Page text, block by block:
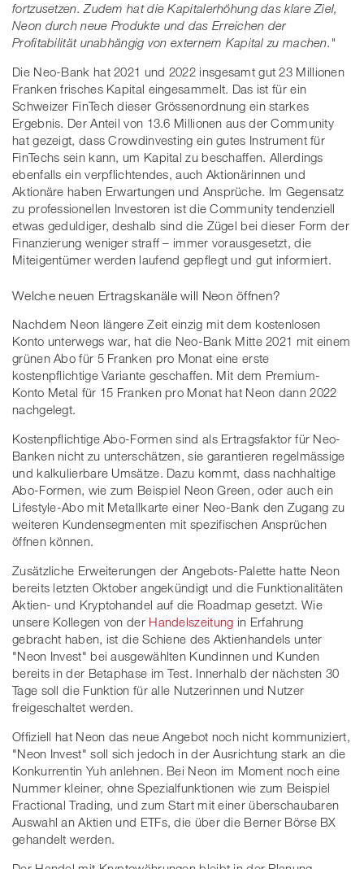
fortzusetzen. Zudem hat die Kapitalerhöhung das klare Ziel,
Neon durch neue Produkte und das Erreichen der
Profitabilität unabhängig von externem Kapital zu machen."
Die Neo-Bank hat 2021 und 2022 insgesamt gut 23 Millionen
Franken frisches Kapital eingesammelt. Das ist für ein
Schweizer FinTech dieser Grössenordnung ein starkes
Ergebnis. Der Anteil von 13.6 Millionen aus der Community
hat gezeigt, dass Crowdinvesting ein gutes Instrument für
FinTechs sein kann, um Kapital zu beschaffen. Allerdings
ebenfalls ein verpflichtendes, auch Aktionärinnen und
Aktionäre haben Erwartungen und Ansprüche. Im Gegensatz
zu professionellen Investoren ist die Community tendenziell
etwas geduldiger, deshalb sind die Zügel bei dieser Form der
Finanzierung weniger straff – immer vorausgesetzt, die
Miteigentümer werden laufend gepflegt und gut informiert.
Welche neuen Ertragskanäle will Neon öffnen?
Nachdem Neon längere Zeit einzig mit dem kostenlosen
Konto unterwegs war, hat die Neo-Bank Mitte 2021 mit einem
grünen Abo für 5 Franken pro Monat eine erste
kostenpflichtige Variante geschaffen. Mit dem Premium-
Konto Metal für 15 Franken pro Monat hat Neon dann 2022
nachgelegt.
Kostenpflichtige Abo-Formen sind als Ertragsfaktor für Neo-
Banken nicht zu unterschätzen, sie garantieren regelmässige
und kalkulierbare Umsätze. Dazu kommt, dass nachhaltige
Abo-Formen, wie zum Beispiel Neon Green, oder auch ein
Lifestyle-Abo mit Metallkarte einer Neo-Bank den Zugang zu
weiteren Kundensegmenten mit spezifischen Ansprüchen
öffnen können.
Zusätzliche Erweiterungen der Angebots-Palette hatte Neon
bereits letzten Oktober angekündigt und die Funktionalitäten
Aktien- und Kryptohandel auf die Roadmap gesetzt. Wie
unsere Kollegen von der Handelszeitung in Erfahrung
gebracht haben, ist die Schiene des Aktienhandels unter
"Neon Invest" bei ausgewählten Kundinnen und Kunden
bereits in der Betaphase im Test. Innerhalb der nächsten 30
Tage soll die Funktion für alle Nutzerinnen und Nutzer
freigeschaltet werden.
Offiziell hat Neon das neue Angebot noch nicht kommuniziert,
"Neon Invest" soll sich jedoch in der Ausrichtung stark an die
Konkurrentin Yuh anlehnen. Bei Neon im Moment noch eine
Nummer kleiner, ohne Spezialfunktionen wie zum Beispiel
Fractional Trading, und zum Start mit einer überschaubaren
Auswahl an Aktien und ETFs, die über die Berner Börse BX
gehandelt werden.